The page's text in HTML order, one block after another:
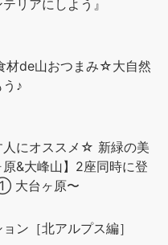
リアにしよう』
材de山おつまみ☆大自然
♪
人にオススメ☆ 新緑の美
&大峰山】2座同時に登
大台ヶ原〜
ン［北アルプス編］